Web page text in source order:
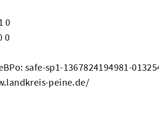
0
0
safe-sp1-1367824194981-
peine.de/